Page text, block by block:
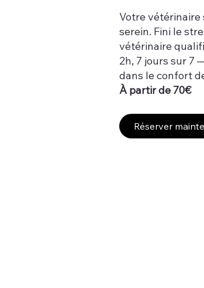
Votre vétérinaire
serein. Fini le
vétérinaire
2h, 7 jours sur 7
dans le confort
À partir de 70€
Réserver